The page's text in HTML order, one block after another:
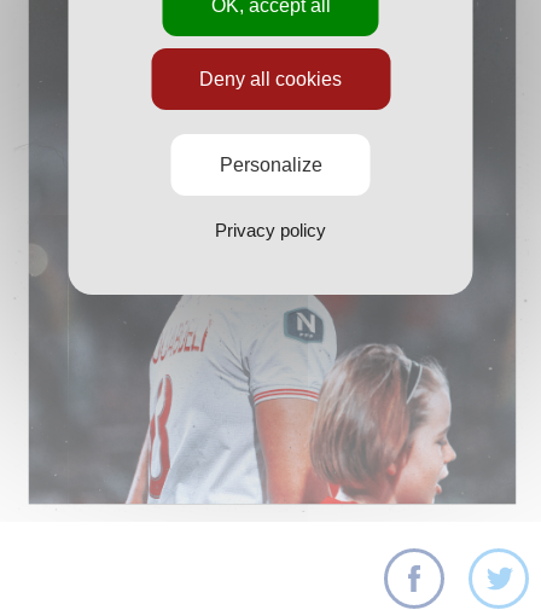
OK, accept all
Deny all cookies
Personalize
Privacy policy